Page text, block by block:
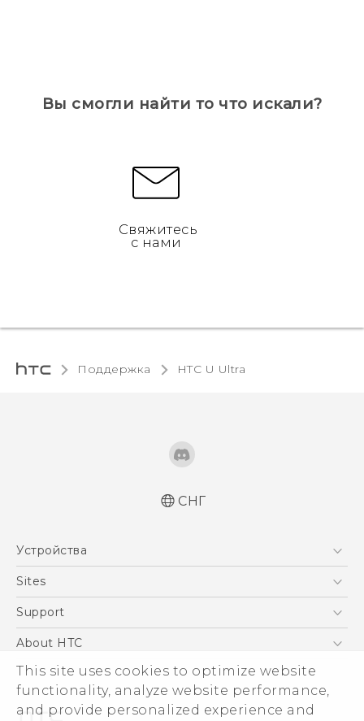
This site uses cookies to optimize website
functionality, analyze website performance,
and provide personalized experience and
Вы смогли найти то что искали?
Свяжитесь
с нами
Поддержка HTC U Ultra‎
Русский - Руководство пользователя
соответствию стандартам
Қазақ - жұмысты бастау нұсқаулығы
ақпараты
English - Quick start guide
English - User manual
СНГ
Устройства
5G
EXODUS
VIVE
Sites
HTC Dev
Support
ПОДДЕРЖКА
About HTC
ESG
Инвестирование